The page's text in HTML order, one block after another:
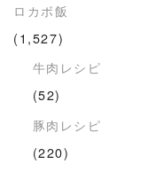
ロカボ飯
(1,527)
牛肉レシピ
(52)
豚肉レシピ
(220)